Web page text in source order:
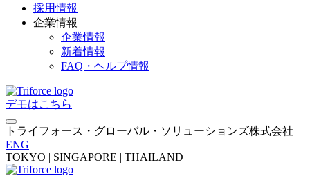
採用情報
企業情報
企業情報
新着情報
FAQ・ヘルプ情報
デモはこちら
トライフォース・グローバル・ソリューションズ株式会社
ENG
TOKYO | SINGAPORE | THAILAND